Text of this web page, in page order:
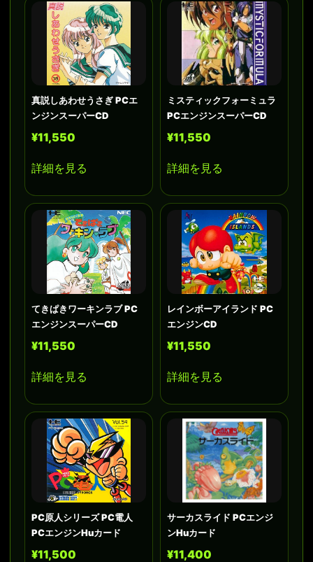
真説しあわせうさぎ PCエ
ンジンスーパーCD
¥11,550
詳細を見る
ミスティックフォーミュラ
PCエンジンスーパーCD
¥11,550
詳細を見る
てきぱきワーキンラブ PC
エンジンスーパーCD
¥11,550
詳細を見る
レインボーアイランド PC
エンジンCD
¥11,550
詳細を見る
PC原人シリーズ PC電人
PCエンジンHuカード
¥11,500
サーカスライド PCエンジ
ンHuカード
¥11,400